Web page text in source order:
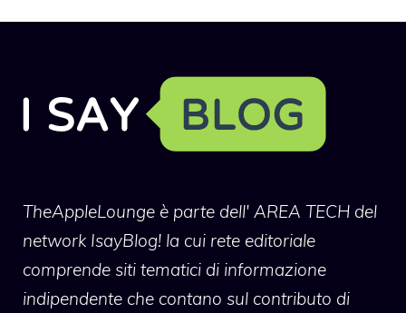
TheAppleLounge è parte dell' AREA TECH del
network IsayBlog! la cui rete editoriale
comprende siti tematici di informazione
indipendente che contano sul contributo di